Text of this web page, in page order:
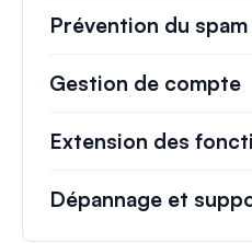
Prévention du
Gestion de compte
Extension des
Dépannage et